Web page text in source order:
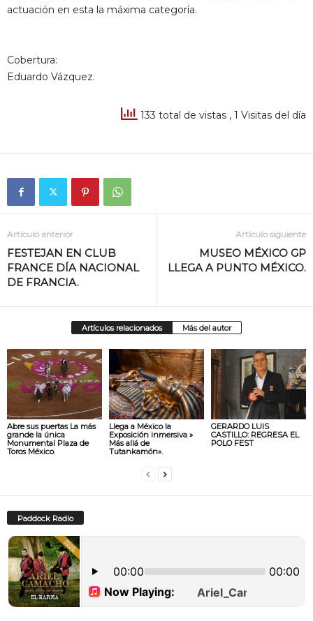
actuación en esta la máxima categoría.
Cobertura:
Eduardo Vázquez.
133 total de vistas , 1 Visitas del día
Artículo anterior
FESTEJAN EN CLUB
FRANCE DÍA NACIONAL
DE FRANCIA.
Artículo siguiente
MUSEO MÉXICO GP
LLEGA A PUNTO MÉXICO.
Artículos relacionados Más del autor
Abre sus puertas La más
grande la única
Monumental Plaza de
Toros México.
Llega a México la
Exposición inmersiva »
Más allá de
Tutankamón».
GERARDO LUIS
CASTILLO: REGRESA EL
POLO FEST
Paddock Radio